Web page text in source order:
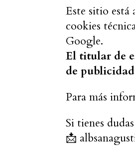
Este sitio está
cookies
Google.
El titular de
de
Para más
Si tienes
📩